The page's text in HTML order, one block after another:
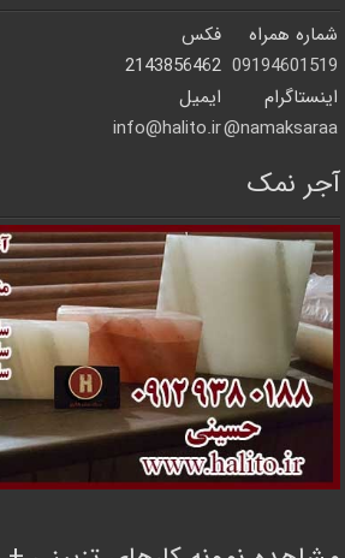
شماره همراه
فکس
09194601519
2143856462
اینستاگرام
ایمیل
namaksaraa@
info@halito.ir
آجر نمک